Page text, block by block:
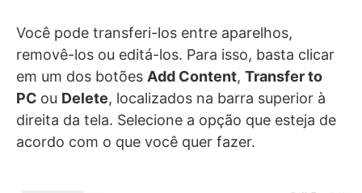
Você pode transferi-los entre aparelhos,
removê-los ou editá-los. Para isso, basta clicar
em um dos botões Add Content, Transfer to
PC ou Delete, localizados na barra superior à
direita da tela. Selecione a opção que esteja de
acordo com o que você quer fazer.